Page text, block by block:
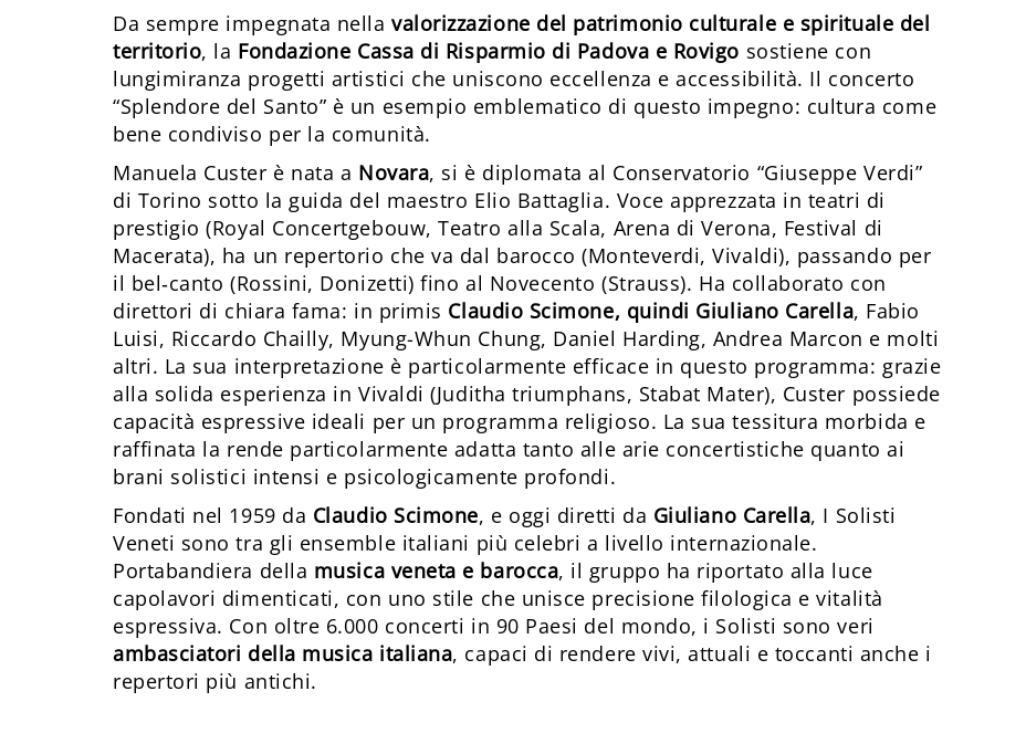
Da sempre impegnata nellavalorizzazione del patrimonio culturale e spirituale del
territorio, la Fondazione Cassa di Risparmio di Padova e Rovigo sostiene con
lungimiranza progetti artistici che uniscono eccellenza e accessibilità. Il concerto
“Splendore del Santo” è un esempio emblematico di questo impegno: cultura come
bene condiviso per la comunità.
Manuela Custer è nata a Novara, si è diplomata al Conservatorio “Giuseppe Verdi”
di Torino sotto la guida del maestro Elio Battaglia. Voce apprezzata in teatri di
prestigio (Royal Concertgebouw, Teatro alla Scala, Arena di Verona, Festival di
Macerata), ha un repertorio che va dal barocco (Monteverdi, Vivaldi), passando per
il bel‑canto (Rossini, Donizetti) fino al Novecento (Strauss). Ha collaborato con
direttori di chiara fama: in primis Claudio Scimone, quindi Giuliano Carella, Fabio
Luisi, Riccardo Chailly, Myung-Whun Chung, Daniel Harding, Andrea Marcon e molti
altri. La sua interpretazione è particolarmente efficace in questo programma: grazie
alla solida esperienza in Vivaldi (Juditha triumphans, Stabat Mater), Custer possiede
capacità espressive ideali per un programma religioso. La sua tessitura morbida e
raffinata la rende particolarmente adatta tanto alle arie concertistiche quanto ai
brani solistici intensi e psicologicamente profondi.
Fondati nel 1959 da Claudio Scimone, e oggi diretti da Giuliano Carella, I Solisti
Veneti sono tra gli ensemble italiani più celebri a livello internazionale.
Portabandiera della musica veneta e barocca, il gruppo ha riportato alla luce
capolavori dimenticati, con uno stile che unisce precisione filologica e vitalità
espressiva. Con oltre 6.000 concerti in 90 Paesi del mondo, i Solisti sono veri
ambasciatori della musica italiana, capaci di rendere vivi, attuali e toccanti anche i
repertori più antichi.